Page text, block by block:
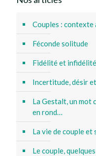
Couples :
Féconde solitude
Fidélité et
Incertitude, désir
La Gestalt, un mot
en rond…
La vie de couple
Le couple,